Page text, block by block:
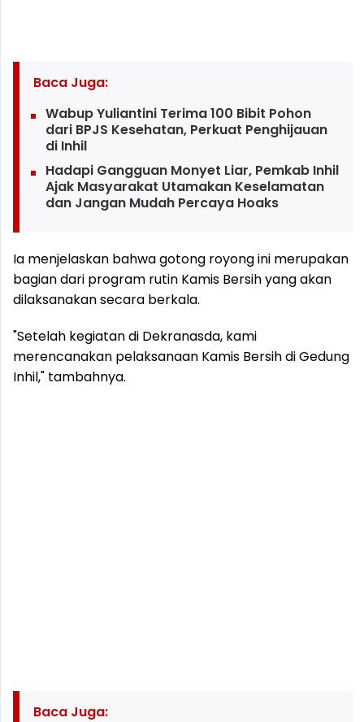
Baca Juga:
Wabup Yuliantini Terima 100 Bibit Pohon
dari BPJS Kesehatan, Perkuat Penghijauan
di Inhil
Hadapi Gangguan Monyet Liar, Pemkab Inhil
Ajak Masyarakat Utamakan Keselamatan
dan Jangan Mudah Percaya Hoaks
Ia menjelaskan bahwa gotong royong ini merupakan
bagian dari program rutin Kamis Bersih yang akan
dilaksanakan secara berkala.
"Setelah kegiatan di Dekranasda, kami
merencanakan pelaksanaan Kamis Bersih di Gedung
Inhil," tambahnya.
Baca Juga: